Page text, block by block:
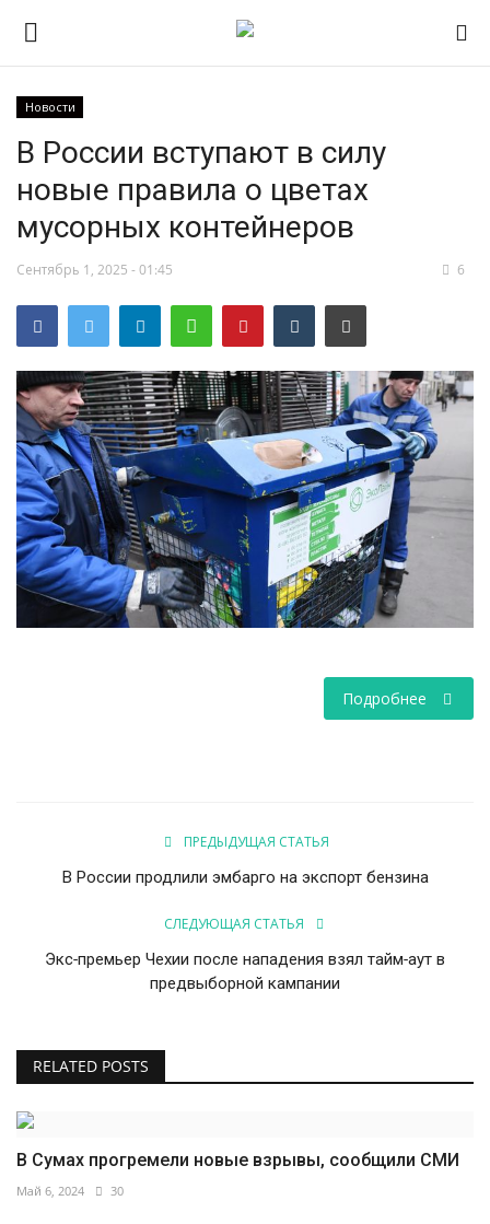
НОВОСТИ
RSS – экспорт новостей
РОССИЯ
МИР
ЭКОНОМИКА
СПОРТ
КУЛЬТУРА
НАУКА
ПРОИСШЕСТВИЯ
Новости
В России вступают в силу
новые правила о цветах
мусорных контейнеров
Сентябрь 1, 2025 - 01:45 6
Подробнее
ПРЕДЫДУЩАЯ СТАТЬЯ
В России продлили эмбарго на экспорт бензина
СЛЕДУЮЩАЯ СТАТЬЯ
Экс-премьер Чехии после нападения взял тайм-аут в
предвыборной кампании
RELATED POSTS
В Сумах прогремели новые взрывы, сообщили СМИ
Май 6, 2024 30